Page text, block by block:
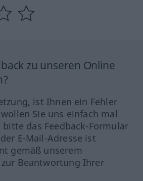
zu unseren Online
ist Ihnen ein Fehler
Sie uns einfach mal
bitte das Feedback-Formular
E-Mail-Adresse ist
gemäß unserem
Beantwortung Ihrer